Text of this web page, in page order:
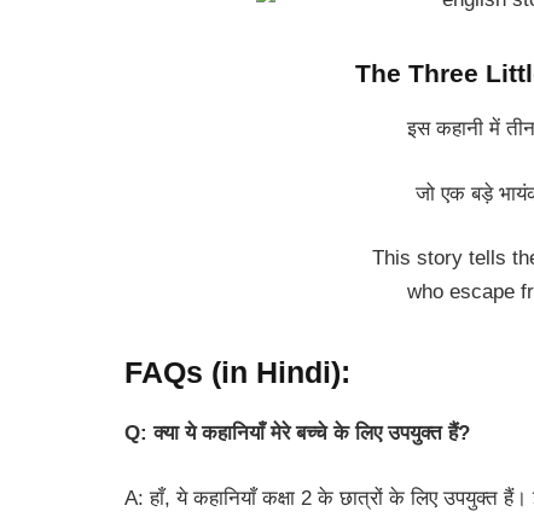
The Three
इस कहानी में
जो एक बड़े
This story tells
who escape
FAQs (in Hindi):
Q: क्या ये कहानियाँ मेरे बच्चे के लिए उपयुक्त हैं?
A: हाँ, ये कहानियाँ कक्षा 2 के छात्रों के लिए उपयुक्त